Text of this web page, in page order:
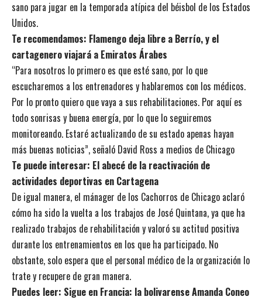
sano para jugar en la temporada atípica del béisbol de los Estados
Unidos.
Te recomendamos: Flamengo deja libre a Berrío, y el
cartagenero viajará a Emiratos Árabes
“Para nosotros lo primero es que esté sano, por lo que
escucharemos a los entrenadores y hablaremos con los médicos.
Por lo pronto quiero que vaya a sus rehabilitaciones. Por aquí es
todo sonrisas y buena energía, por lo que lo seguiremos
monitoreando. Estaré actualizando de su estado apenas hayan
más buenas noticias”, señaló David Ross a medios de Chicago
Te puede interesar: El abecé de la reactivación de
actividades deportivas en Cartagena
De igual manera, el mánager de los Cachorros de Chicago aclaró
cómo ha sido la vuelta a los trabajos de José Quintana, ya que ha
realizado trabajos de rehabilitación y valoró su actitud positiva
durante los entrenamientos en los que ha participado. No
obstante, solo espera que el personal médico de la organización lo
trate y recupere de gran manera.
Puedes leer: Sigue en Francia: la bolivarense Amanda Coneo